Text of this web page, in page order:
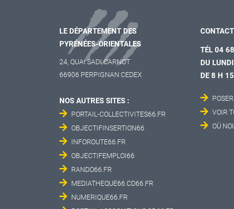
LE DÉPARTEMENT DES
PYRÉNÉES-ORIENTALES
24, QUAI SADI CARNOT
66906 PERPIGNAN CEDEX
NOS AUTRES SITES :
PORTAIL-COLLECTIVITES66.FR
OBJECTIFINSERTION66
INFOROUTE66.FR
OBJECTIFEMPLOI66
RANDO66.FR
MEDIATHEQUE66.CD66.FR
NUMERIQUE66.FR
TÉL 04
DU
DE 8 H
VOIR
OÙ